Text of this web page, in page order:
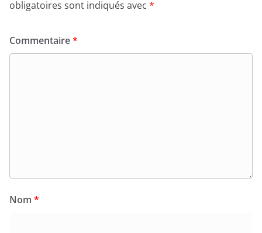
obligatoires sont indiqués avec *
Commentaire*
Nom *